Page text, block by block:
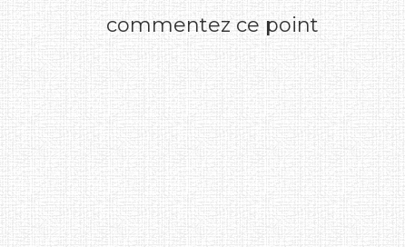
commentez ce point